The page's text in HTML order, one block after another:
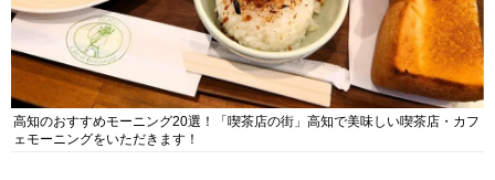
高知のおすすめモーニング20選！「喫茶店の街」高知で美味しい喫茶店・カフ
ェモーニングをいただきます！